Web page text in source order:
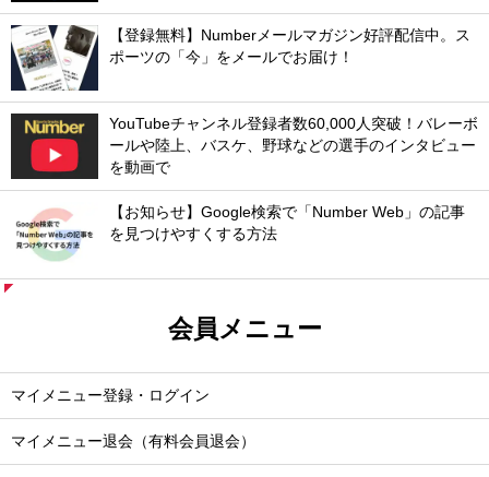
【登録無料】Numberメールマガジン好評配信中。ス
ポーツの「今」をメールでお届け！
YouTubeチャンネル登録者数60,000人突破！バレーボ
ールや陸上、バスケ、野球などの選手のインタビュー
を動画で
【お知らせ】Google検索で「Number Web」の記事
を見つけやすくする方法
会員メニュー
マイメニュー登録・ログイン
マイメニュー退会（有料会員退会）